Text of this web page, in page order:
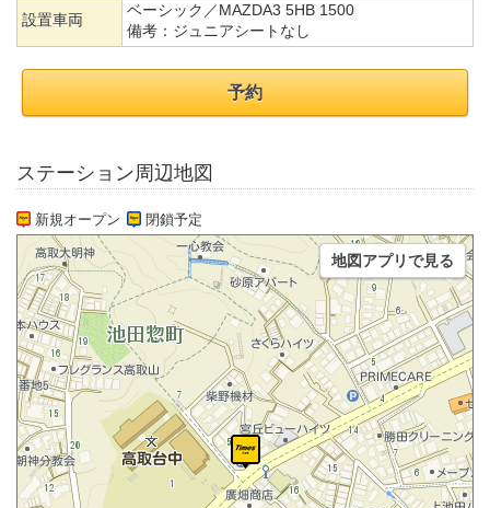
設置車両
ベーシック／MAZDA3 5HB 1500
備考： ジュニアシートなし
予約
ステーション周辺地図
新規オープン 閉鎖予定
地図アプリで見る